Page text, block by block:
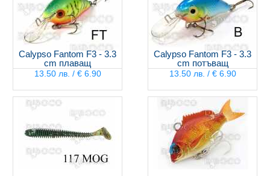
Calypso Fantom F3 - 3.3
cm плаващ
13.50 лв. / € 6.90
Calypso Fantom F3 - 3.3
cm потъващ
13.50 лв. / € 6.90